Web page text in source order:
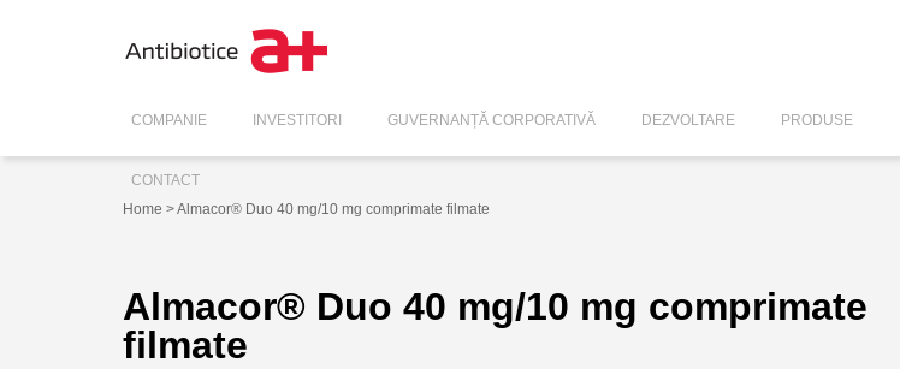
COMPANIE INVESTITORI GUVERNANȚĂ CORPORATIVĂ DEZVOLTARE PRODUSE
CONTACT
Home > Almacor® Duo 40 mg/10 mg comprimate filmate
Almacor® Duo 40 mg/10 mg comprimate
filmate